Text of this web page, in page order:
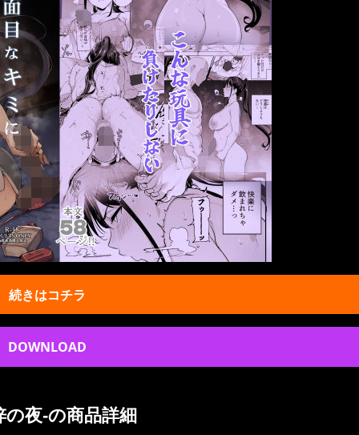
続きはコチラ
DOWNLOAD
夜‐の商品詳細